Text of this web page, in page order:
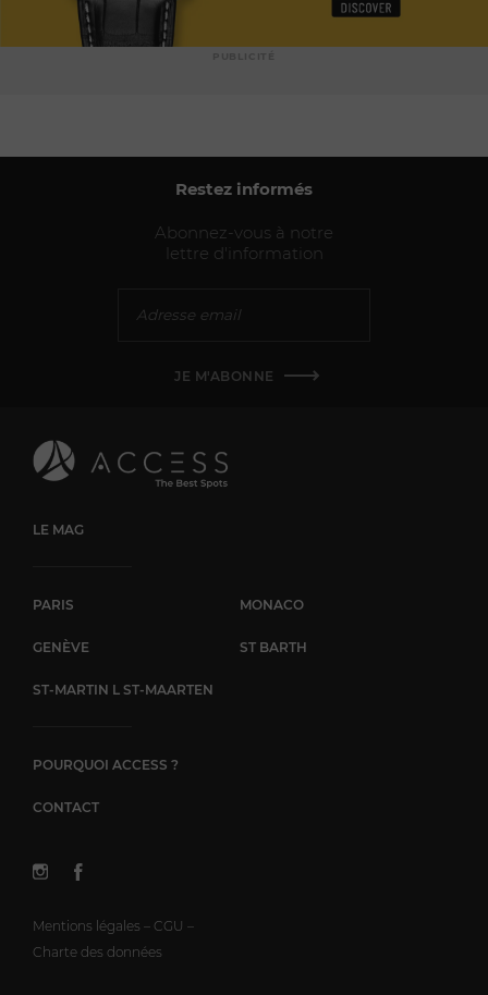
Restez informés
Abonnez-vous à notre
lettre d'information
JE M'ABONNE
LE MAG
PARIS MONACO
GENÈVE ST BARTH
ST-MARTIN L ST-MAARTEN
POURQUOI ACCESS ?
CONTACT
Mentions légales – CGU –
Charte des données